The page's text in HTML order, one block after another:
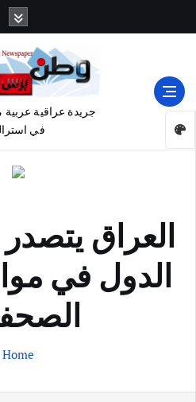
جريدة عراقية
في
العراق
الدول في
Home